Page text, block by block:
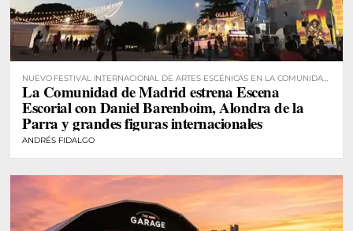
NUEVO FESTIVAL INTERNACIONAL DE ARTES ESCÉNICAS EN LA COMUNIDAD
DE MADRID
La Comunidad de Madrid estrena Escena
Escorial con Daniel Barenboim, Alondra de la
Parra y grandes figuras internacionales
ANDRÉS FIDALGO